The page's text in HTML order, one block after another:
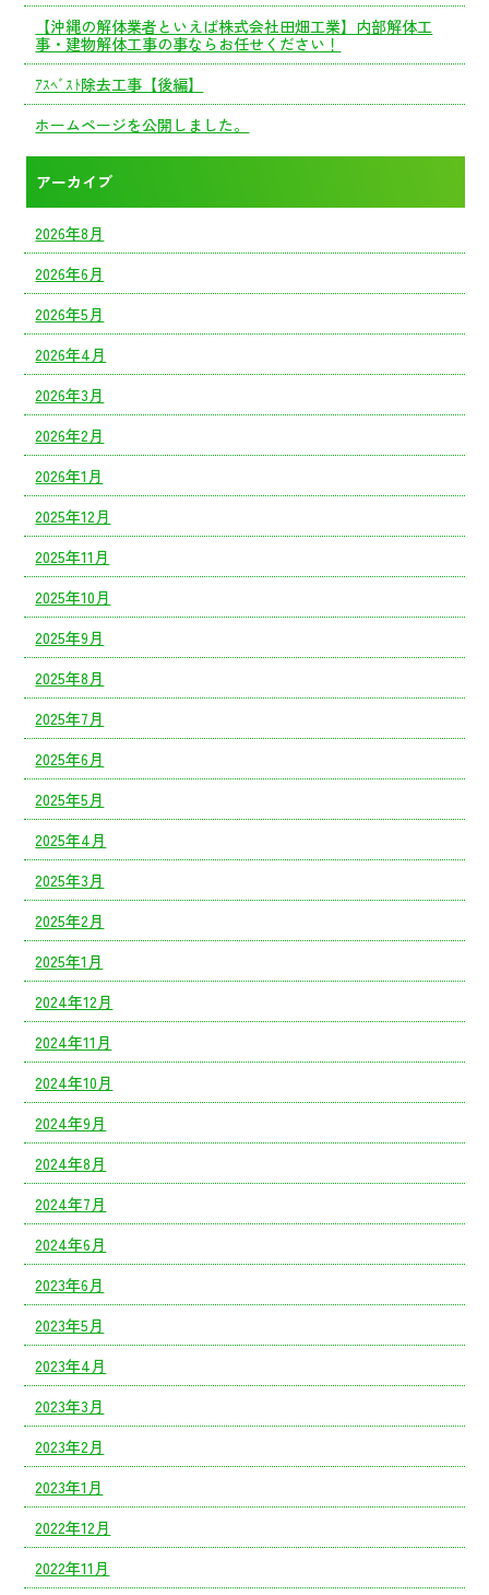
【沖縄の解体業者といえば株式会社田畑工業】内部解体工
事・建物解体工事の事ならお任せください！
ｱｽﾍﾞｽﾄ除去工事【後編】
ホームページを公開しました。
アーカイブ
2026年8月
2026年6月
2026年5月
2026年4月
2026年3月
2026年2月
2026年1月
2025年12月
2025年11月
2025年10月
2025年9月
2025年8月
2025年7月
2025年6月
2025年5月
2025年4月
2025年3月
2025年2月
2025年1月
2024年12月
2024年11月
2024年10月
2024年9月
2024年8月
2024年7月
2024年6月
2023年6月
2023年5月
2023年4月
2023年3月
2023年2月
2023年1月
2022年12月
2022年11月